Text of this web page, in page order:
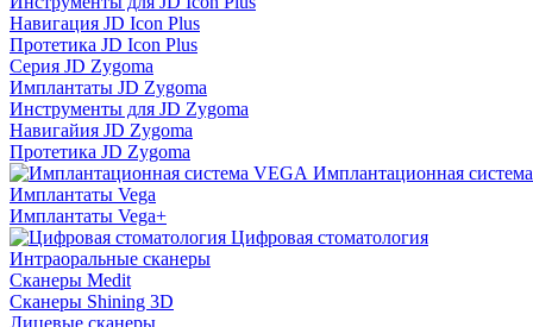
Навигация JD Icon Plus
Протетика JD Icon Plus
Серия JD Zygoma
Имплантаты JD Zygoma
Инструменты для JD Zygoma
Навигайия JD Zygoma
Протетика JD Zygoma
Имплантационная
Имплантаты Vega
Имплантаты Vega+
Цифровая стоматология
Интраоральные сканеры
Сканеры Medit
Сканеры Shining 3D